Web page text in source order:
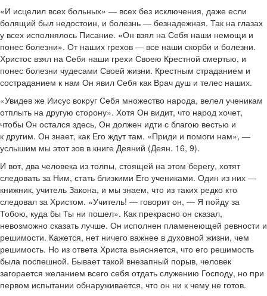
«И исцелил всех больных» — всех без исключения, даже если
болящий был недостоин, и болезнь — безнадежная. Так на глазах
у всех исполнялось Писание. «Он взял на Себя наши немощи и
понес болезни». От наших грехов — все наши скорби и болезни.
Христос взял на Себя наши грехи Своею Крестной смертью, и
понес болезни чудесами Своей жизни. Крестным страданием и
состраданием к нам Он явил Себя как Врач душ и телес наших.
«Увидев же Иисус вокруг Себя множество народа, велел ученикам
отплыть на другую сторону». Хотя Он видит, что народ хочет,
чтобы Он остался здесь, Он должен идти с благою вестью и
к другим. Он знает, как Его ждут там. «Приди и помоги нам», —
услышим мы этот зов в книге Деяний (Деян. 16, 9).
И вот, два человека из толпы, стоящей на этом берегу, хотят
следовать за Ним, стать близкими Его учениками. Один из них —
книжник, учитель Закона, и мы знаем, что из таких редко кто
следовал за Христом. «Учитель! — говорит он, — Я пойду за
Тобою, куда бы Ты ни пошел». Как прекрасно он сказал,
невозможно сказать лучше. Он исполнен пламенеющей ревности и
решимости. Кажется, нет ничего важнее в духовной жизни, чем
решимость. Но из ответа Христа выясняется, что его решимость
была поспешной. Бывает такой внезапный порыв, человек
загорается желанием всего себя отдать служению Господу, но при
первом испытании обнаруживается, что он ни к чему не готов.